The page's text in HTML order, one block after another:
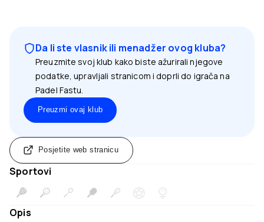
Da li ste vlasnik ili menadžer ovog kluba?
Preuzmite svoj klub kako biste ažurirali njegove
podatke, upravljali stranicom i doprli do igrača na
Padel Fastu.
Preuzmi ovaj klub
Posjetite web stranicu
Sportovi
Opis